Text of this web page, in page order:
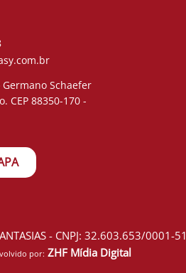
Schaefer
CEP 88350-170 -
- CNPJ: 32.603.653/0001-51
por: ZHF Mídia Digital